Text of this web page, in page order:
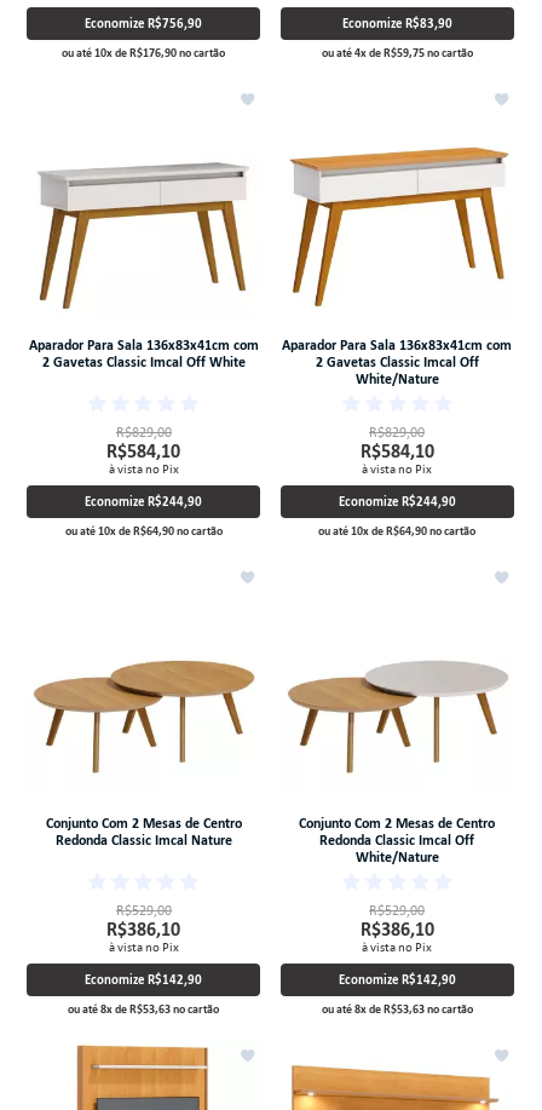
EconomizeR$756,90
ou até10xdeR$176,90no cartão
Economize R$83,90
ou até4xdeR$59,75no cartão
Aparador Para Sala 136x83x41cm com
2 Gavetas Classic Imcal Off White
R$829,00
R$584,10
à vista no Pix
EconomizeR$244,90
ou até10xdeR$64,90no cartão
Aparador Para Sala 136x83x41cm com
2 Gavetas Classic Imcal Off
White/Nature
R$829,00
R$584,10
à vista no Pix
Economize R$244,90
ou até10xdeR$64,90no cartão
Conjunto Com 2 Mesas de Centro
Redonda Classic Imcal Nature
R$529,00
R$386,10
à vista no Pix
EconomizeR$142,90
ou até8xdeR$53,63no cartão
Conjunto Com 2 Mesas de Centro
Redonda Classic Imcal Off
White/Nature
R$529,00
R$386,10
à vista no Pix
Economize R$142,90
ou até8xdeR$53,63no cartão